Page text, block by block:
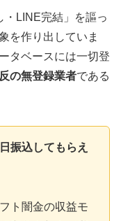
LINE完結」を謳っ
を作り出していま
タベースには一切登
の無登録業者である
振込してもらえ
ト闇金の収益モ